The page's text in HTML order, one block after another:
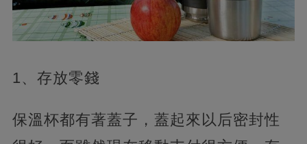
1、存放零錢
保溫杯都有著蓋子，蓋起來以后密封性